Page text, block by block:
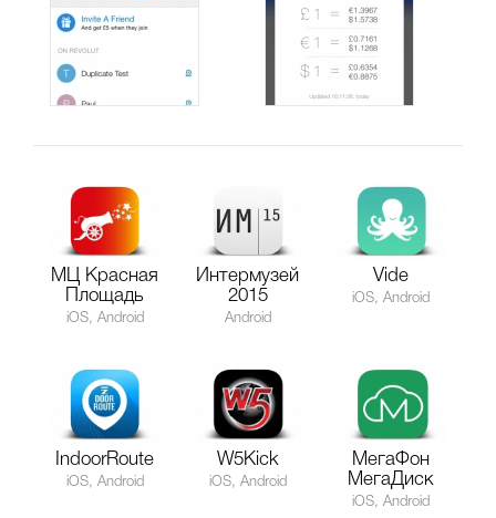
МЦ Красная
Площадь
iOS, Android
Интермузей
2015
Android
Vide
iOS, Android
IndoorRoute
iOS, Android
W5Kick
iOS, Android
МегаФон
МегаДиск
iOS, Android